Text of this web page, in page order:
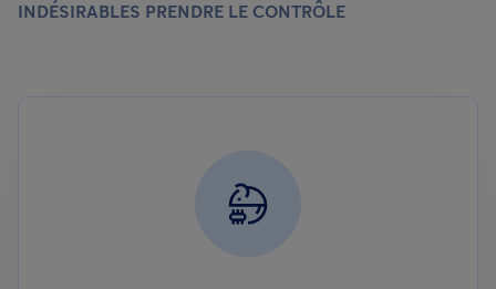
INDÉSIRABLES PRENDRE LE CONTRÔLE